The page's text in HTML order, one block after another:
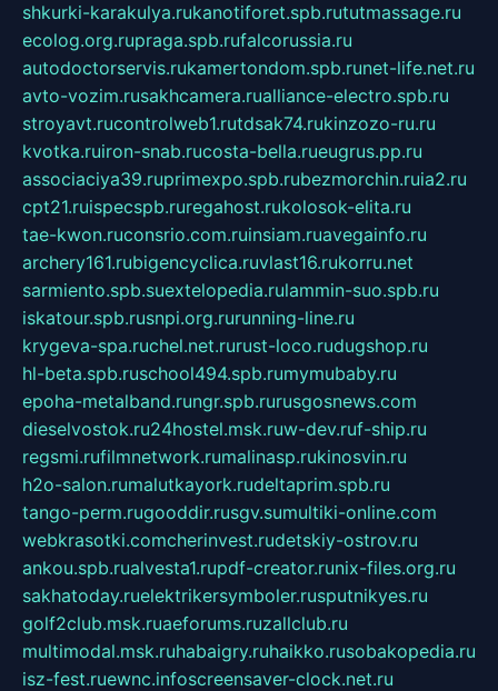
shkurki-karakulya.rukanotiforet.spb.rututmassage.ru
ecolog.org.rupraga.spb.rufalcorussia.ru
autodoctorservis.rukamertondom.spb.runet-life.net.ru
avto-vozim.rusakhcamera.rualliance-electro.spb.ru
stroyavt.rucontrolweb1.rutdsak74.rukinzozo-ru.ru
kvotka.ruiron-snab.rucosta-bella.rueugrus.pp.ru
associaciya39.ruprimexpo.spb.rubezmorchin.ruia2.ru
cpt21.ruispecspb.ruregahost.rukolosok-elita.ru
tae-kwon.ruconsrio.com.ruinsiam.ruavegainfo.ru
archery161.rubigencyclica.ruvlast16.rukorru.net
sarmiento.spb.suextelopedia.rulammin-suo.spb.ru
iskatour.spb.rusnpi.org.rurunning-line.ru
krygeva-spa.ruchel.net.rurust-loco.rudugshop.ru
hl-beta.spb.ruschool494.spb.rumymubaby.ru
epoha-metalband.rungr.spb.rurusgosnews.com
dieselvostok.ru24hostel.msk.ruw-dev.ruf-ship.ru
regsmi.rufilmnetwork.rumalinasp.rukinosvin.ru
h2o-salon.rumalutkayork.rudeltaprim.spb.ru
tango-perm.rugooddir.rusgv.sumultiki-online.com
webkrasotki.comcherinvest.rudetskiy-ostrov.ru
ankou.spb.rualvesta1.rupdf-creator.runix-files.org.ru
sakhatoday.ruelektrikersymboler.rusputnikyes.ru
golf2club.msk.ruaeforums.ruzallclub.ru
multimodal.msk.ruhabaigry.ruhaikko.rusobakopedia.ru
isz-fest.ruewnc.infoscreensaver-clock.net.ru